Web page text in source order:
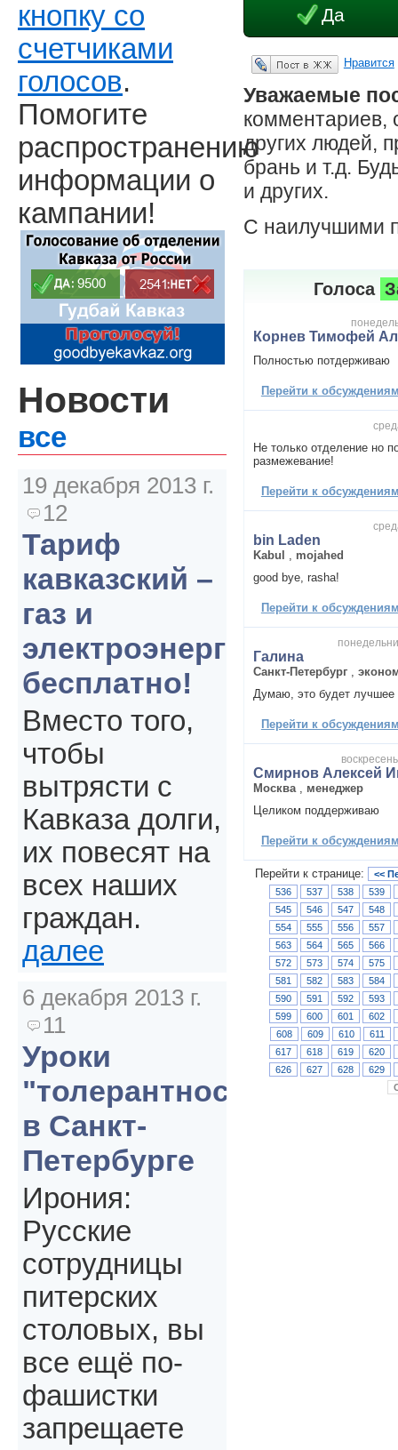
Да
Опубликовать в ЖЖ Нравится
Уважаемые
комментариев,
других людей,
брань и т.д.
и других.
С наилучшими
Голоса
Корнев Тимофей
Полностью потдерживаю
Перейти к
Не только отделение но
размежевание!
Перейти к
bin Laden
Kabul
mojahed
good bye, rasha!
Перейти к
Галина
Санкт-Петербург
Думаю, это будет лучшее
Перейти к
Смирнов Алексей
Москва
менеджер
Целиком поддерживаю
Перейти к
Перейти к странице:
<<
536
537 538
539
545
546 547
548
554
555 556
557
563
564 565
566
572
573 574
575
581
582 583
584
590
591 592
593
599
600 601
602
608
609 610
611
617
618 619
620
626
627 628
629
кнопку со
счетчиками
голосов.
Помогите
распространению
информации о
кампании!
Новости
все
19 декабря 2013 г.
12
Тариф
кавказский –
газ и
электроэнергия
бесплатно!
Вместо того,
чтобы
вытрясти с
Кавказа долги,
их повесят на
всех наших
граждан.
далее
6 декабря 2013 г.
11
Уроки
"толерантности"
в Санкт-
Петербурге
Ирония:
Русские
сотрудницы
питерских
столовых, вы
все ещё по-
фашистки
запрещаете